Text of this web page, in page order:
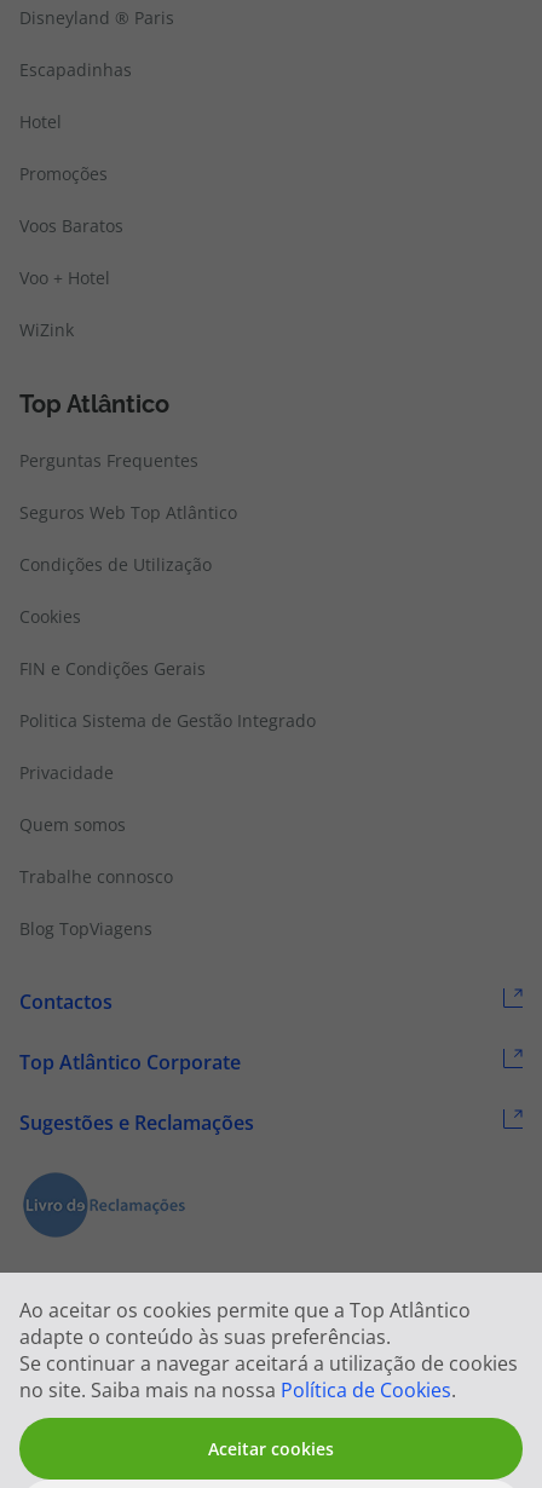
Ao aceitar os cookies permite que a Top Atlântico
adapte o conteúdo às suas preferências.
Se continuar a navegar aceitará a utilização de cookies
no site. Saiba mais na nossa Política de Cookies.
Aceitar cookies
Disneyland ® Paris
Escapadinhas
Hotel
Promoções
Voos Baratos
Voo + Hotel
WiZink
Top Atlântico
Perguntas Frequentes
Seguros Web Top Atlântico
Condições de Utilização
Cookies
FIN e Condições Gerais
Politica Sistema de Gestão Integrado
Privacidade
Quem somos
Trabalhe connosco
Blog TopViagens
Contactos
Top Atlântico Corporate
Sugestões e Reclamações
2026 © Todos os direitos reservados:Top Atlântico, Viagens e Turismo